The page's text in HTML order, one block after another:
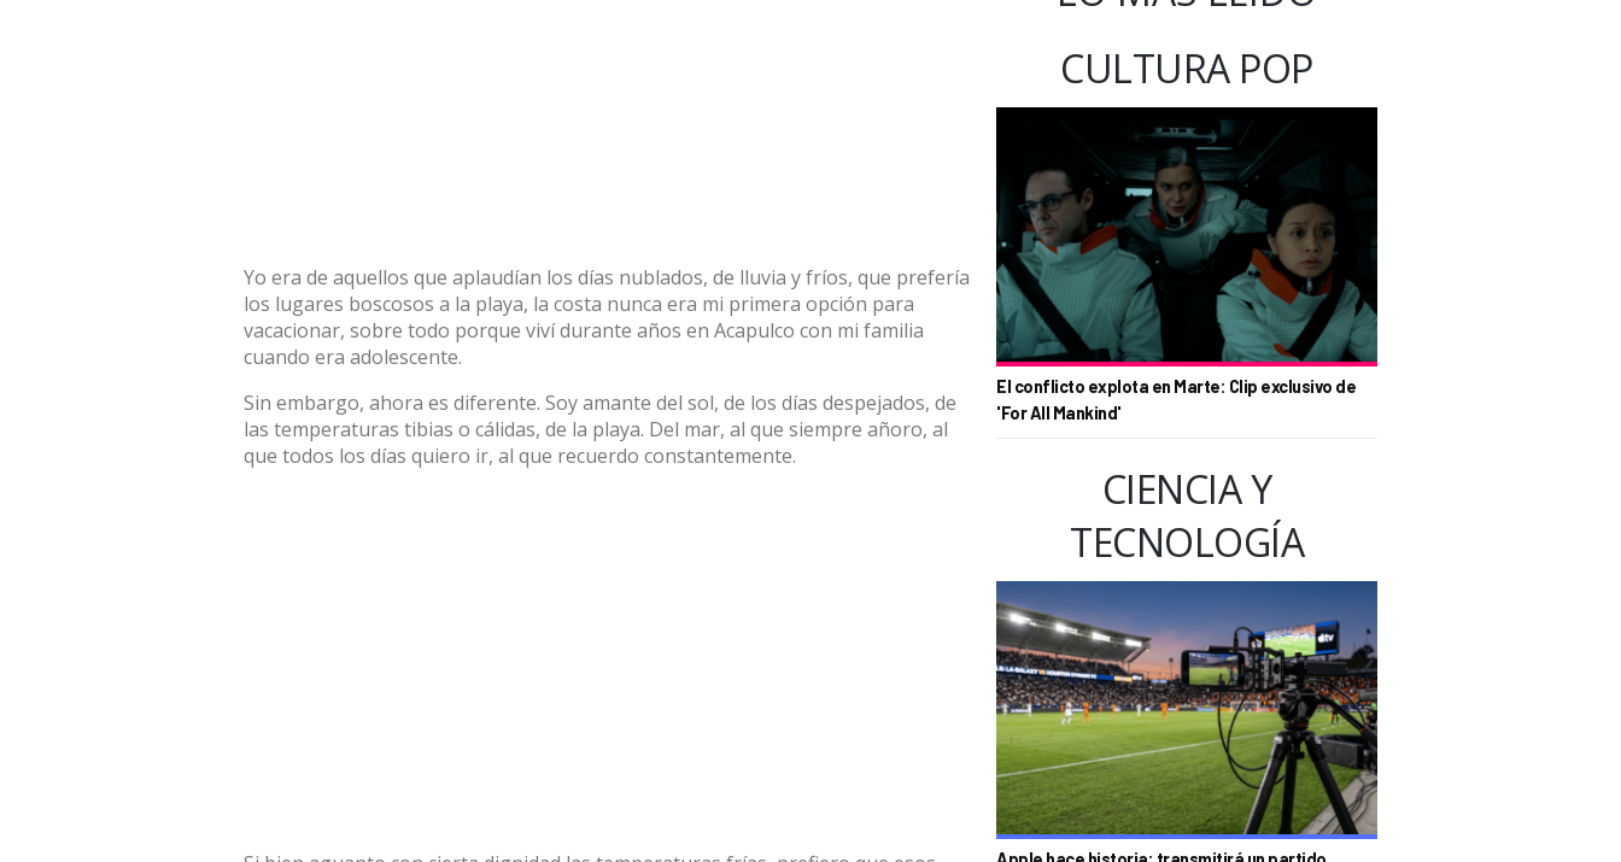
Yo era de aquellos que aplaudían los días nublados, de lluvia y fríos, que prefería
los lugares boscosos a la playa, la costa nunca era mi primera opción para
vacacionar, sobre todo porque viví durante años en Acapulco con mi familia
cuando era adolescente.
Sin embargo, ahora es diferente. Soy amante del sol, de los días despejados, de
las temperaturas tibias o cálidas, de la playa. Del mar, al que siempre añoro, al
que todos los días quiero ir, al que recuerdo constantemente.
CULTURA POP
El conflicto explota en Marte: Clip exclusivo de
'For All Mankind'
CIENCIA Y
TECNOLOGÍA